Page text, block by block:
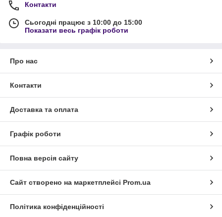
Контакти
Сьогодні працює з 10:00 до 15:00
Показати весь графік роботи
Про нас
Контакти
Доставка та оплата
Графік роботи
Повна версія сайту
Сайт створено на маркетплейсі Prom.ua
Політика конфіденційності